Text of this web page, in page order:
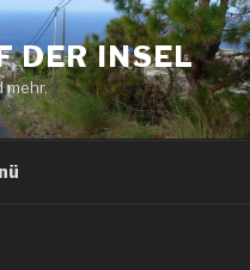
DER INSEL
mehr.